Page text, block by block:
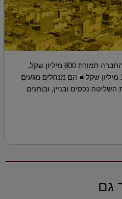
השניים, שרוצים לרכוש את החברה תמורת 800 מיליון שקל,
נדרשים למימון נוסף של 180 מיליון שקל ■ הם מנהלים מגעים
נכסים ובניין, ובוחנים
גם